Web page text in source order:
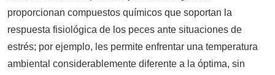
proporcionan compuestos químicos que soportan la
respuesta fisiológica de los peces ante situaciones de
estrés; por ejemplo, les permite enfrentar una temperatura
ambiental considerablemente diferente a la óptima, sin